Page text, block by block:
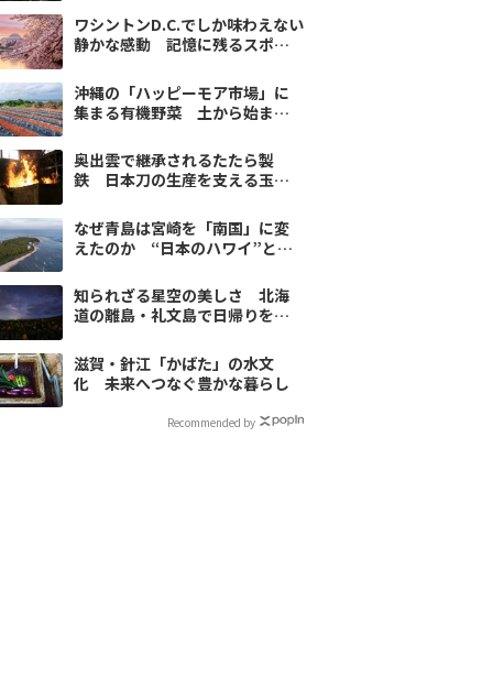
10選
ワシントンD.C.でしか味わえない
静かな感動 記憶に残るスポッ
沖縄の「ハッピーモア市場」に
集まる有機野菜 土から始まる
奥出雲で継承されるたたら製
鉄 日本刀の生産を支える玉鋼
なぜ青島は宮崎を「南国」に変
えたのか “日本のハワイ”と呼
知られざる星空の美しさ 北海
道の離島・礼文島で日帰りをお
滋賀・針江「かばた」の水文
化 未来へつなぐ豊かな暮らし
Recommended by